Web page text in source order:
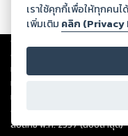
Copyright ©
ต่อผลงานหรือเนื้อหาใดที่อัปโหล
ทรัพย์สินทางปัญญาของบุคคลอื่
ทุกท่านโปรดใช้วิจารณญาณในก
หนึ่งส่วนใดขัดต่อกฎหมายและศี
ดำเนินการในทันที ทั้งนี้ ทางส
ลิขสิทธิ์ พ.ศ. 2537 (ฉบับล่าสุด)
เราใช้คุกกี้เพื่อให้ทุกคน
เพิ่มเติม คลิก (Privacy